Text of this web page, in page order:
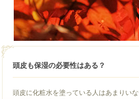
頭皮も保湿の必要性はある？
頭皮に化粧水を塗っている人はあまりい